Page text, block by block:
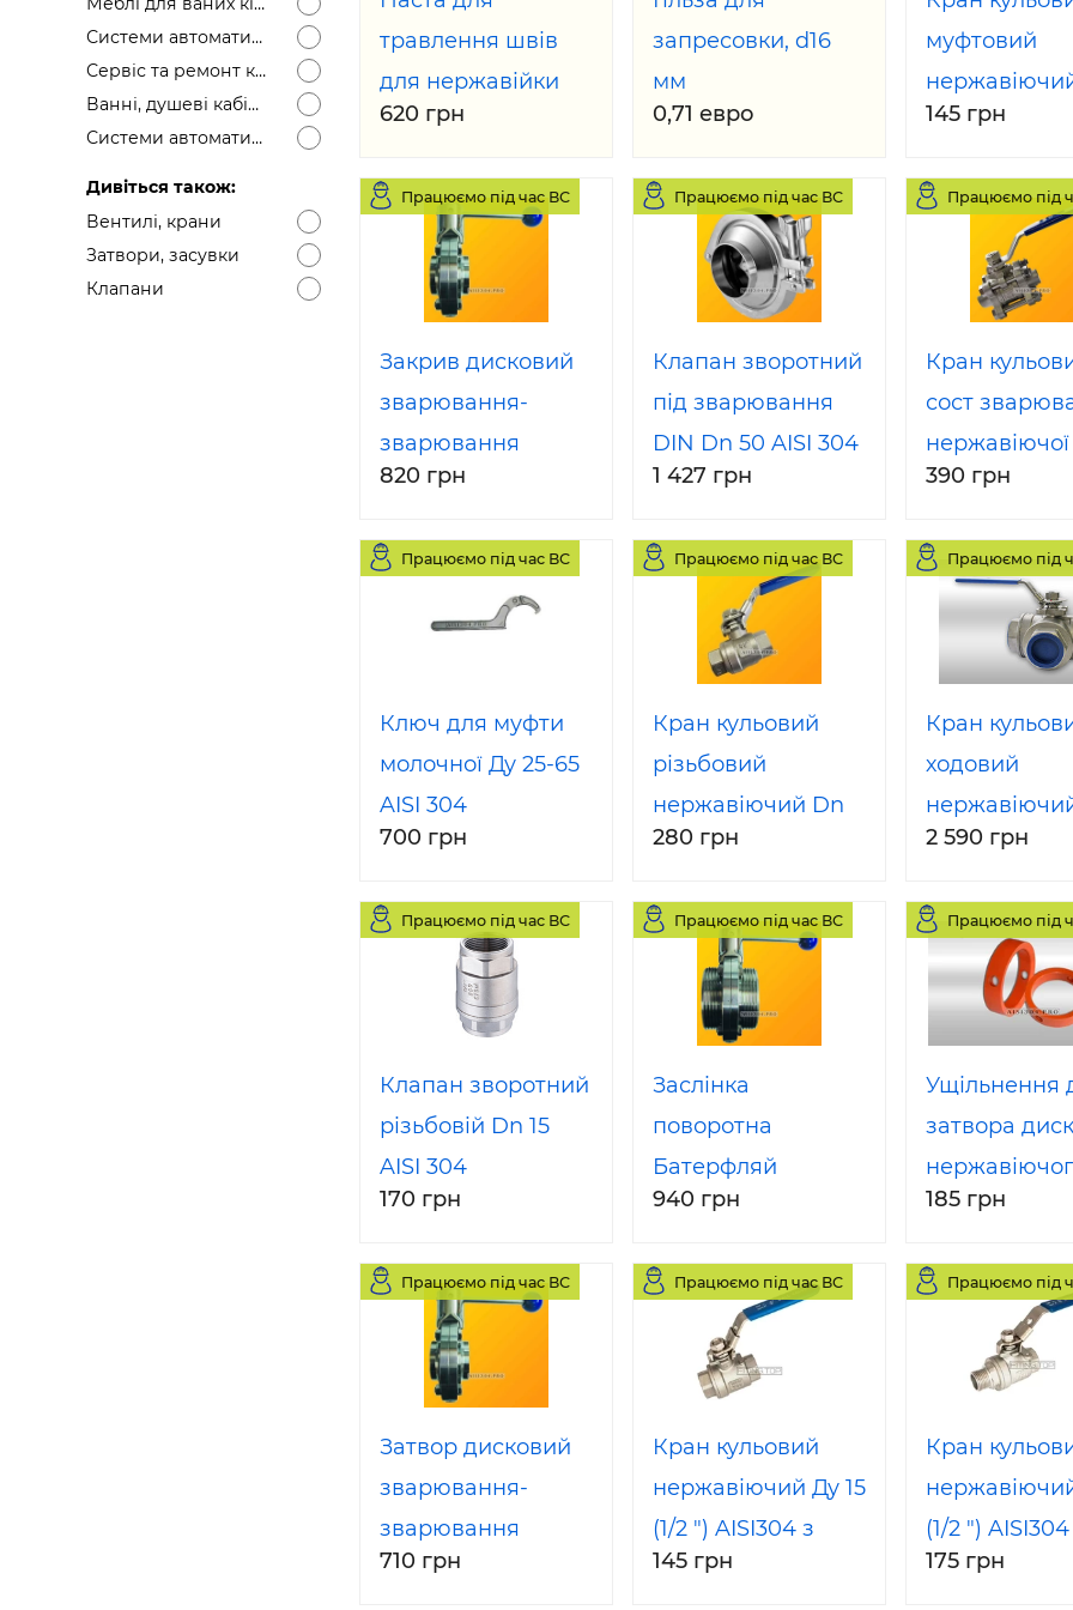
Системи автоматичного управління вентиляції
Сервіс та ремонт кондиціонерів та холодильного обладнання
Ванні, душеві кабіни
Системи автоматичного управління опалення
Дивіться також:
Вентилі, крани
Затвори, засувки
Клапани
травлення швів
для нержавійки
PELOX TSK 2000 2
620 грн
запресовки, d16
мм
0,71 евро
муфтовий
15 AISI 304
145 грн
Працюємо під час ВС
Закрив дисковий
зварювання-
зварювання
нержавіючої DIN
820 грн
Працюємо під час ВС
Клапан зворотний
під зварювання
DIN Dn 50 AISI 304
1 427 грн
Працюємо під
Кран
сост
AISI 304
390 грн
Працюємо під час ВС
Ключ для муфти
молочної Ду 25-65
AISI 304
700 грн
Працюємо під час ВС
Кран кульовий
різьбовий
нержавіючий Dn
25 AISI 304
280 грн
Працюємо під
Кран
ходовий
порт Dn 50
2 590 грн
Працюємо під час ВС
Клапан зворотний
різьбовій Dn 15
AISI 304
170 грн
Працюємо під час ВС
Заслінка
поворотна
Батерфляй
резьбовая Ду 50
940 грн
Працюємо під
Ущільнення
затвора
Dn 50
185 грн
Працюємо під час ВС
Затвор дисковий
зварювання-
зварювання
нержавіючої DIN
710 грн
Працюємо під час ВС
Кран кульовий
нержавіючий Ду 15
(1/2 ") AISI304 з
внутрішньою
145 грн
Працюємо під
Кран
(1/2 ") AISI304
зовнішньою
175 грн